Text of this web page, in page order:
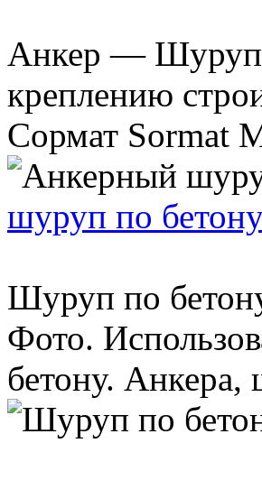
Анкер — Шуруп
креплению
Сормат Sormat
шуруп по
Шуруп по
Фото.
бетону.